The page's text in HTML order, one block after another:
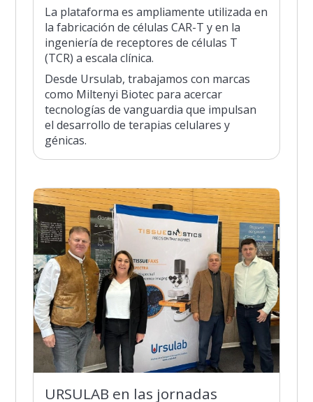
La plataforma es ampliamente utilizada en
la fabricación de células CAR-T y en la
ingeniería de receptores de células T
(TCR) a escala clínica.
Desde Ursulab, trabajamos con marcas
como Miltenyi Biotec para acercar
tecnologías de vanguardia que impulsan
el desarrollo de terapias celulares y
génicas.
URSULAB en las jornadas